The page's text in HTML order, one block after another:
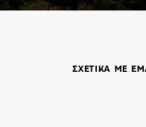
ΣΧΕΤΙΚΑ ΜΕ